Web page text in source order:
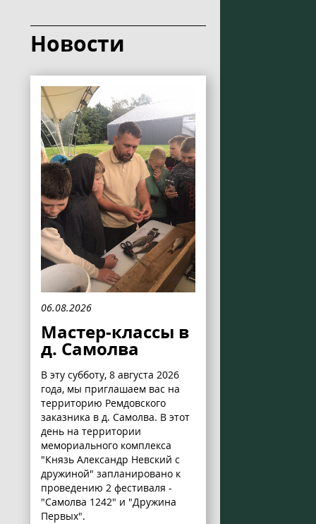
Новости
06.08.2026
Мастер-классы в
д. Самолва
В эту субботу, 8 августа 2026
года, мы приглашаем вас на
территорию Ремдовского
заказника в д. Самолва. В этот
день на территории
мемориального комплекса
"Князь Александр Невский с
дружиной" запланировано к
проведению 2 фестиваля -
"Самолва 1242" и "Дружина
Первых".